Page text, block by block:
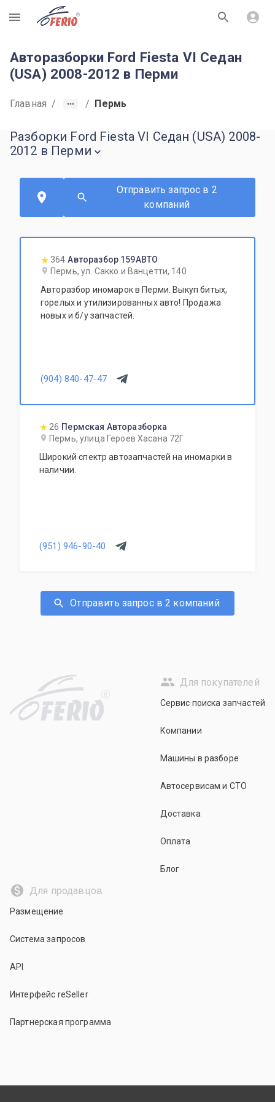
R
Авторазборки Ford Fiesta VI Седан
(USA) 2008-2012 в Перми
Главная / / Пермь
Разборки Ford Fiesta VI Седан (USA) 2008-
2012 в Перми
Отправить запрос в 2
компаний
364 Авторазбор 159АВТО
Пермь, ул. Сакко и Ванцетти, 140
Авторазбор иномарок в Перми. Выкуп битых,
горелых и утилизированных авто! Продажа
новых и б/у запчастей.
(904) 840-47-47
26 Пермская Авторазборка
Пермь, улица Героев Хасана 72Г
Широкий спектр автозапчастей на иномарки в
наличии.
(951) 946-90-40
Отправить запрос в 2 компаний
R
Для покупателей
Сервис поиска запчастей
Компании
Машины в разборе
Автосервисам и СТО
Доставка
Оплата
Блог
Для продавцов
Размещение
Система запросов
API
Интерфейс reSeller
Партнерская программа